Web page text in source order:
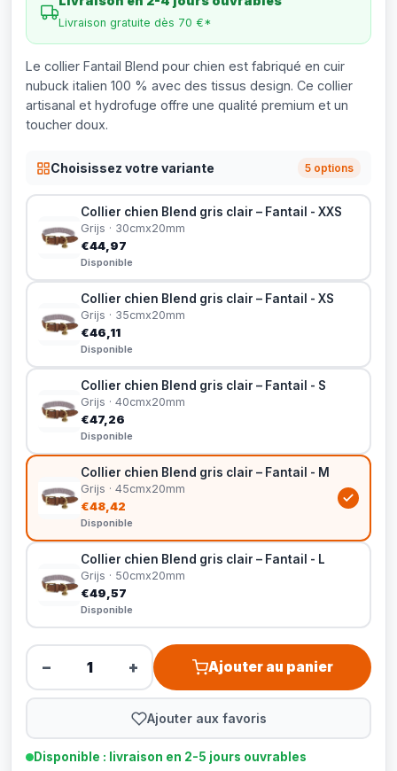
Livraison gratuite dès 70 €*
Le collier Fantail Blend pour chien est fabriqué en cuir
nubuck italien 100 % avec des tissus design. Ce collier
artisanal et hydrofuge offre une qualité premium et un
toucher doux.
Choisissez votre variante 5 options
Collier chien Blend gris clair – Fantail - XXS
Grijs · 30cmx20mm
€44,97
Disponible
Collier chien Blend gris clair – Fantail - XS
Grijs · 35cmx20mm
€46,11
Disponible
Collier chien Blend gris clair – Fantail - S
Grijs · 40cmx20mm
€47,26
Disponible
Collier chien Blend gris clair – Fantail - M
Grijs · 45cmx20mm
€48,42
Disponible
Collier chien Blend gris clair – Fantail - L
Grijs · 50cmx20mm
€49,57
Disponible
− + Ajouter au panier
Ajouter aux favoris
Disponible : livraison en 2-5 jours ouvrables